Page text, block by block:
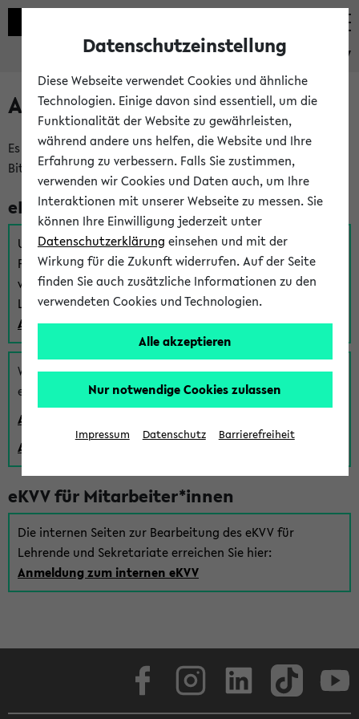
eKVV
Anmeldung am eKVV
Es gibt mehrere Möglichkeiten zur Anmeldung am eKVV.
Bitte wählen Sie die für Sie richtige aus:
eKVV für Studierende
Um sich einen Stundenplan zu erstellen und alle weiteren
Funktionen des eKVVs für Studierende zu nutzen,
verwenden Sie diesen Link zur Anmeldung über Ihr Uni
Login:
Anmeldung zum eKVV der Studierenden
Wenn Sie (noch) kein Uni Login haben, können Sie das
eKVV auch über einen Gastzugang verwenden:
Anmeldung über einen vorhandenen Gastzugang
Anlegen eines neuen Gastzugangs
eKVV für Mitarbeiter*innen
Die internen Seiten zur Bearbeitung des eKVV für
Lehrende und Sekretariate erreichen Sie hier:
Anmeldung zum internen eKVV
Datenschutzeinstellung
Diese Webseite verwendet Cookies und ähnliche
Technologien. Einige davon sind essentiell, um die
Funktionalität der Website zu gewährleisten,
während andere uns helfen, die Website und Ihre
Erfahrung zu verbessern. Falls Sie zustimmen,
verwenden wir Cookies und Daten auch, um Ihre
Interaktionen mit unserer Webseite zu messen. Sie
können Ihre Einwilligung jederzeit unter
Datenschutzerklärung einsehen und mit der
Wirkung für die Zukunft widerrufen. Auf der Seite
finden Sie auch zusätzliche Informationen zu den
verwendeten Cookies und Technologien.
Alle akzeptieren
Nur notwendige Cookies zulassen
Impressum Datenschutz Barrierefreiheit